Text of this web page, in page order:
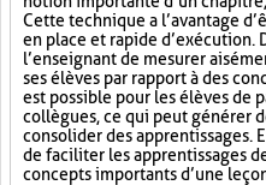
Cette technique a l’avantage
en place et rapide d’exécution.
l’enseignant de mesurer
ses élèves par rapport à des
est possible pour les élèves de
collègues, ce qui peut générer
consolider des apprentissages.
de faciliter les apprentissages
concepts importants d’une